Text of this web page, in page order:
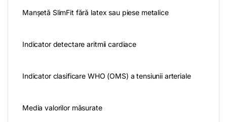
Manşetă SlimFit fără latex sau piese metalice
Indicator detectare aritmii cardiace
Indicator clasificare WHO (OMS) a tensiunii arteriale
Media valorilor măsurate